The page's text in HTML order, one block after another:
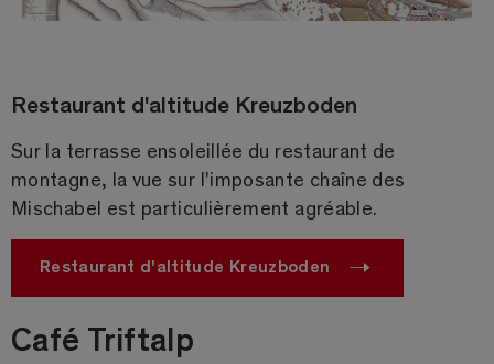
Restaurant d'altitude Kreuzboden
Sur la terrasse ensoleillée du restaurant de
montagne, la vue sur l'imposante chaîne des
Mischabel est particulièrement agréable.
Restaurant d'altitude Kreuzboden
Café Triftalp